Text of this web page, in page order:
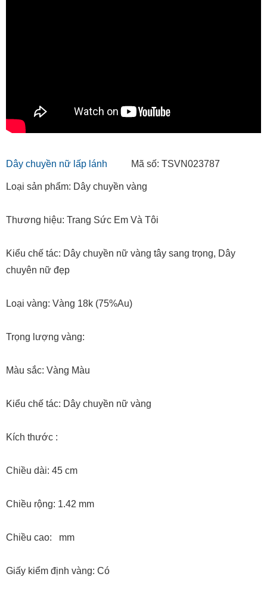
Dây chuyền nữ lấp lánh Mã số: TSVN023787
Loại sản phẩm: Dây chuyền vàng
Thương hiệu: Trang Sức Em Và Tôi
Kiểu chế tác: Dây chuyền nữ vàng tây sang trọng, Dây
chuyên nữ đẹp
Loại vàng: Vàng 18k (75%Au)
Trọng lượng vàng:
Màu sắc: Vàng Màu
Kiểu chế tác: Dây chuyền nữ vàng
Kích thước :
Chiều dài: 45 cm
Chiều rộng: 1.42 mm
Chiều cao: mm
Giấy kiểm định vàng: Có